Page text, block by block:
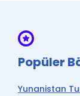
Popüler
Yunanistan